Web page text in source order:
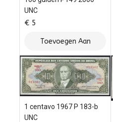
UNC
€ 5
Toevoegen Aan
Winkelwagen
1 centavo 1967 P 183-b
UNC